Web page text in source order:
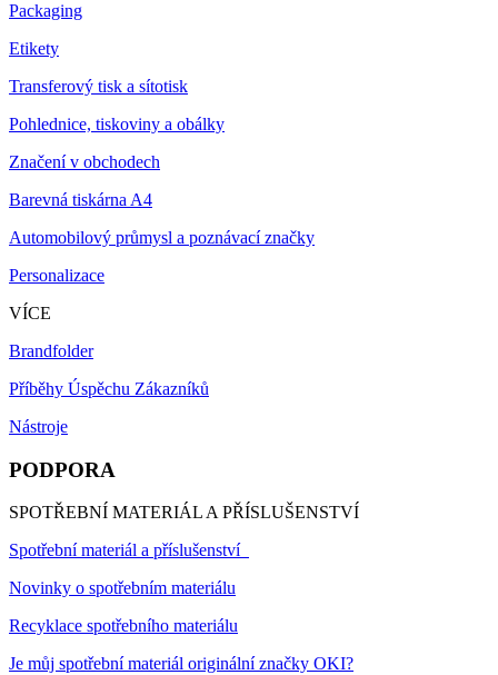
Packaging
Etikety
Transferový tisk a sítotisk
Pohlednice, tiskoviny a obálky
Značení v obchodech
Barevná tiskárna A4
Automobilový průmysl a poznávací značky
Personalizace
VÍCE
Brandfolder
Příběhy Úspěchu Zákazníků
Nástroje
PODPORA
SPOTŘEBNÍ MATERIÁL A PŘÍSLUŠENSTVÍ
Spotřební materiál a příslušenství
Novinky o spotřebním materiálu
Recyklace spotřebního materiálu
Je můj spotřební materiál originální značky OKI?